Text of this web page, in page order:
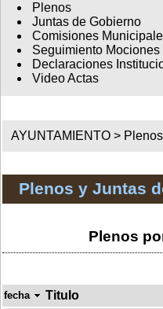
Plenos
Juntas de Gobierno
Comisiones
Seguimiento Mociones
Declaraciones
Video Actas
AYUNTAMIENTO >
Plenos y Juntas
Plenos
fecha Titulo